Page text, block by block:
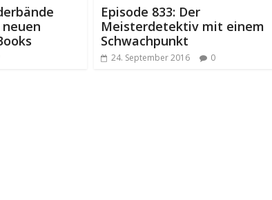
Episode 833: Der
Meisterdetektiv mit einem
Schwachpunkt
24. September 2016 0